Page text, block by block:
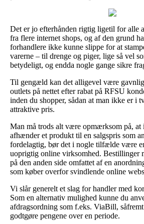
Det er jo efterhånden rigtig ligetil for alle
fra flere internet shops, og af den grund
forhandlere ikke kunne slippe for at
varerne – til drenge og piger, lige så vel
betydeligt, og endda nogle gange sikre
Til gengæld kan det alligevel være
outlets på nettet efter rabat på RFSU
inden du shopper, sådan at man ikke er i
attraktive pris.
Man må trods alt være opmærksom på, at
afhænder et produkt til en salgspris som
fordelagtig, bør det i nogle tilfælde være
uoprigtig online virksomhed. Bestillinger
på den anden side omfattet af en
som køber overfor svindlende online
Vi slår generelt et slag for handler med
Som en alternativ mulighed kunne du
afdragsordning som f.eks. ViaBill,
godtgøre pengene over en periode.